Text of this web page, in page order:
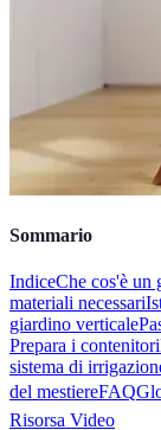
Sommario
IndiceChe cos'è un
materiali necessari
giardino verticale
Prepara i contenitori
sistema di
del mestiereFAQ
Risorsa Video